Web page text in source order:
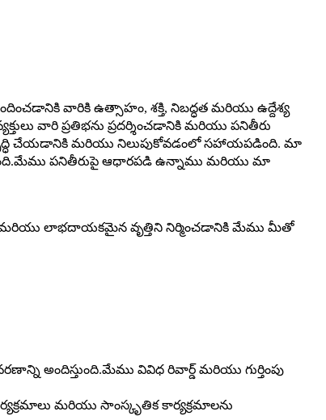
వారికి ఉత్సాహం, శక్తి, నిబద్ధత మరియు ఉద్దేశ్య
వారి ప్రతిభను ప్రదర్శించడానికి మరియు పనితీరు
చేయడానికి మరియు నిలుపుకోవడంలో సహాయపడింది. మా
పనితీరుపై ఆధారపడి ఉన్నాము మరియు మా
మరియు లాభదాయకమైన వృత్తిని నిర్మించడానికి మేము మీతో
అందిస్తుంది.మేము వివిధ రివార్డ్ మరియు గుర్తింపు
మరియు సాంస్కృతిక కార్యక్రమాలను